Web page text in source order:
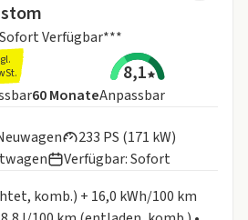
Verfügbar***
8,1
Laufzeit
60MonateAnpassbar
233 PS (171 kW)
Verfügbar: Sofort
komb.) + 16,0 kWh/100 km